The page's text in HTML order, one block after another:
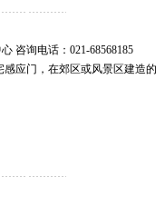
咨询电话：021-68568185
感应门，在郊区或风景区建造的